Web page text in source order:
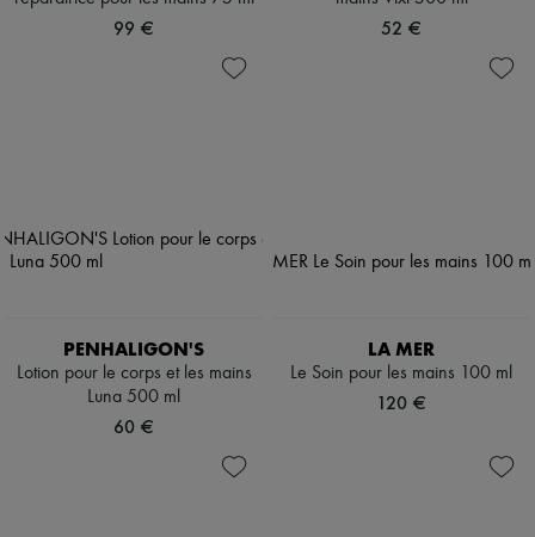
99 € 52 €
PENHALIGON'S
Lotion pour le corps et les mains
Luna 500 ml
60 €
LA MER
Le Soin pour les mains 100 ml
120 €